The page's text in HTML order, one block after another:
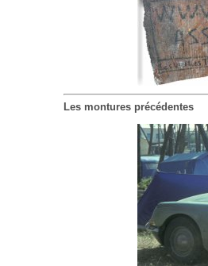
Les montures précédentes